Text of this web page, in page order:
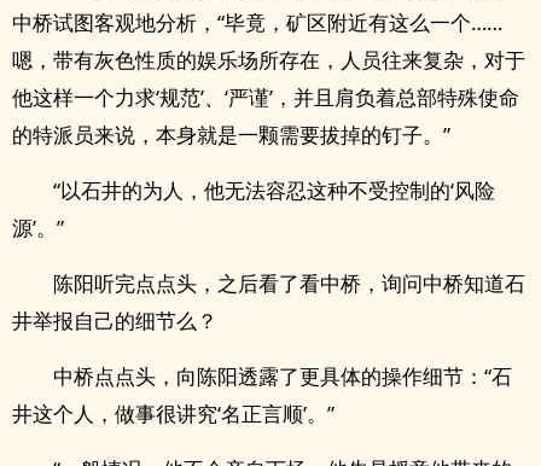
中桥试图客观地分析，“毕竟，矿区附近有这么一个……
嗯，带有灰色性质的娱乐场所存在，人员往来复杂，对于
他这样一个力求‘规范’、‘严谨’，并且肩负着总部特殊使命
的特派员来说，本身就是一颗需要拔掉的钉子。”
“以石井的为人，他无法容忍这种不受控制的‘风险
源’。”
陈阳听完点点头，之后看了看中桥，询问中桥知道石
井举报自己的细节么？
中桥点点头，向陈阳透露了更具体的操作细节：“石
井这个人，做事很讲究‘名正言顺’。”